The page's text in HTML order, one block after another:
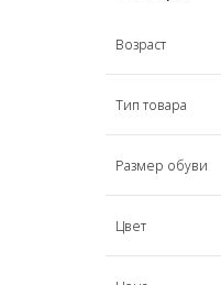
Возраст
3 года
4 года
6 лет
Тип товара
Головные уборы
Размер обуви
EU 22 (5 UK)
EU 23 (6 UK)
Цвет